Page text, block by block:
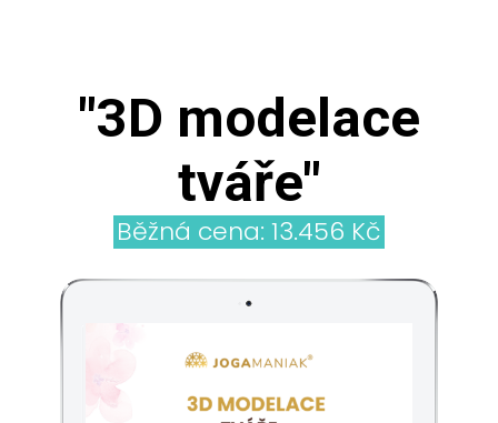
"3D modelace
tváře"
Běžná cena: 13.456 Kč